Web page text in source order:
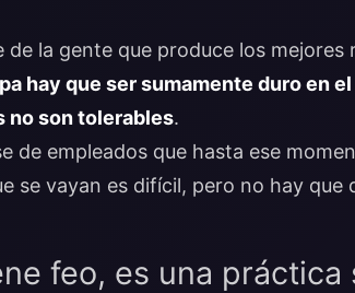
la gente que produce los mejores
hay que ser sumamente duro en
no son tolerables.
de empleados que hasta ese
se vayan es difícil, pero no hay que
feo, es una práctica